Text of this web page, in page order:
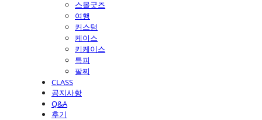
스몰굿즈
여행
커스텀
케이스
키케이스
특피
팔찌
CLASS
공지사항
Q&A
후기